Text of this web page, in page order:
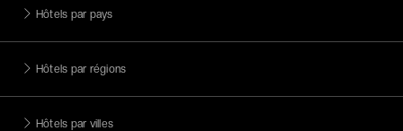
Hôtels par pays
Hôtels par régions
Hôtels par villes